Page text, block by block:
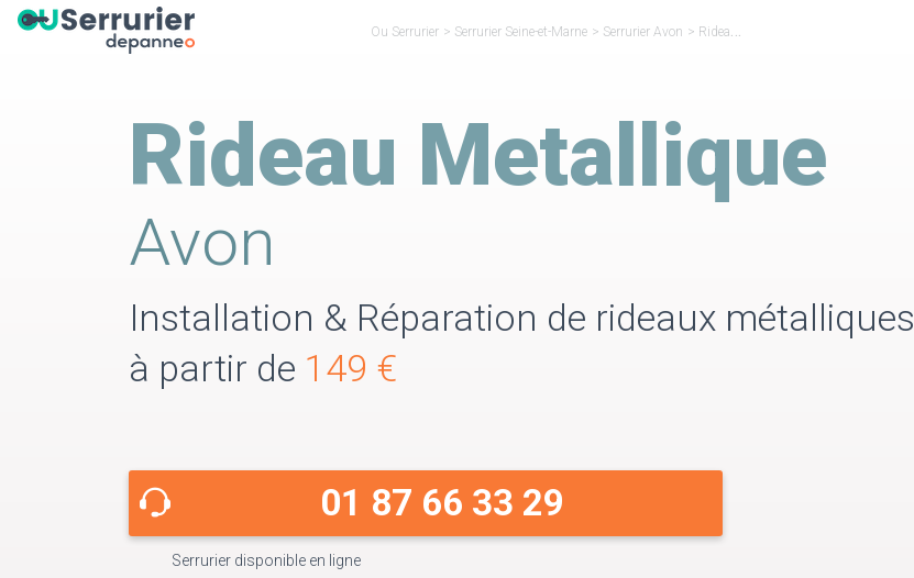
Ou Serrurier > Serrurier Seine-et-Marne > Serrurier Avon > Rideau Métallique Avon
Rideau Metallique
Avon
Installation & Réparation de rideaux métalliques
à partir de 149 €
01 87 66 33 29
Serrurier disponible en ligne